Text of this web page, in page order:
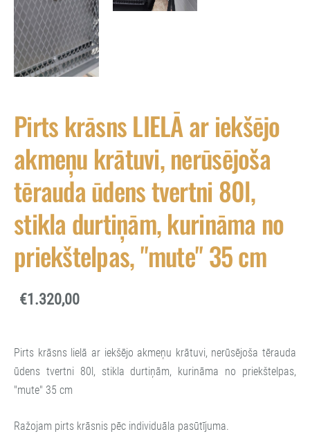
Pirts krāsns LIELĀ ar iekšējo
akmeņu krātuvi, nerūsējoša
tērauda ūdens tvertni 80l,
stikla durtiņām, kurināma no
priekštelpas, "mute" 35 cm
€1.320,00
Pirts krāsns lielā ar iekšējo akmeņu krātuvi, nerūsējoša tērauda
ūdens tvertni 80l, stikla durtiņām, kurināma no priekštelpas,
"mute" 35 cm
Ražojam pirts krāsnis pēc individuāla pasūtījuma.